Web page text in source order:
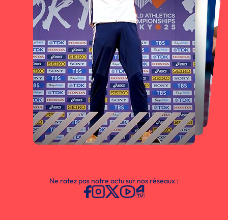
Ne ratez pas notre actu sur nos réseaux :